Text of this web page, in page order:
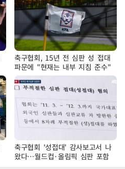
축구협회, 15년 전 심판 성 접대
파문에 "현재는 내부 지침 준수"
축구협회 '성접대' 감사보고서 나
왔다…월드컵·올림픽 심판 포함